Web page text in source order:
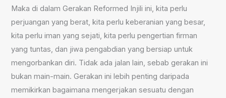
Maka di dalam Gerakan Reformed Injili ini, kita perlu
perjuangan yang berat, kita perlu keberanian yang besar,
kita perlu iman yang sejati, kita perlu pengertian firman
yang tuntas, dan jiwa pengabdian yang bersiap untuk
mengorbankan diri. Tidak ada jalan lain, sebab gerakan ini
bukan main-main. Gerakan ini lebih penting daripada
memikirkan bagaimana mengerjakan sesuatu dengan